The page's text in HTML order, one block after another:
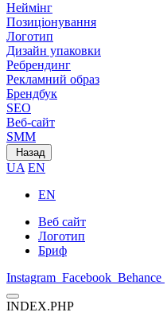
Неймінг
Позиціонування
Логотип
Дизайн упаковки
Ребрендинг
Рекламний образ
Брендбук
SEO
Веб-сайт
SMM
Назад
UA EN
EN
Веб сайт
Логотип
Бриф
Instagram Facebook Behance
INDEX.PHP